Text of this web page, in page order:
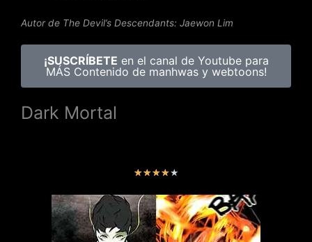
Autor de The Devil’s Descendants: Jaewon Lim
¡SUSCRÍBETE en el canal de Youtube para
MÁS Contenido de manhwas y webtoons!
Dark Mortal
★★★★★V
l
o
r